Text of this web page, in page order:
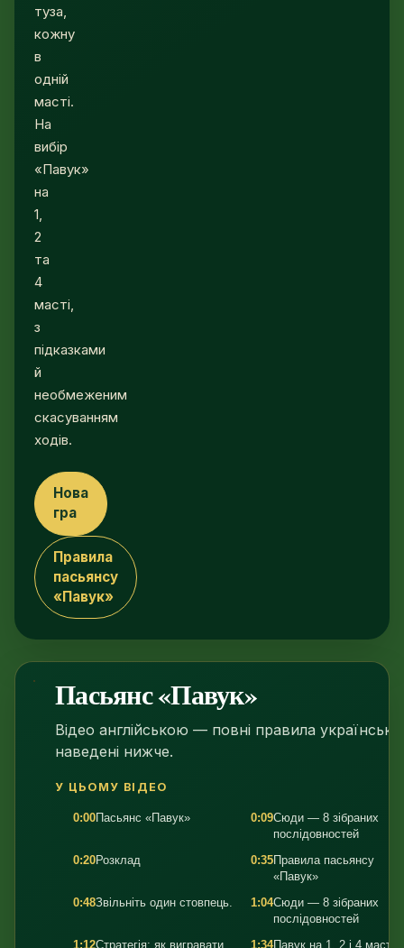
туза,
кожну
в
одній
масті.
На
вибір
«Павук»
на
1,
2
та
4
масті,
з
підказками
й
необмеженим
скасуванням
ходів.
Нова
гра
Правила
пасьянсу
«Павук»
Пасьянс «Павук»
Відео англійською — повні правила
наведені нижче.
1:46
У ЦЬОМУ ВІДЕО
0:00Пасьянс «Павук» 0:09Сюди — 8 зібраних
послідовностей
0:20Розклад 0:35Правила пасьянсу
«Павук»
0:48Звільніть один стовпець. 1:04Сюди — 8 зібраних
послідовностей
1:12Стратегія: як вигравати
1:34Павук на 1, 2 і 4 масті